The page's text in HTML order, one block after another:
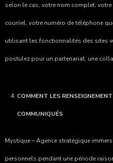
selon le cas, votre nom complet,
courriel, votre numéro de téléphone
utilisant les fonctionnalités des sites
postulez pour un partenariat, une
COMMENT LES
COMMUNIQUÉS
Mystique – Agence stratégique
personnels pendant une période